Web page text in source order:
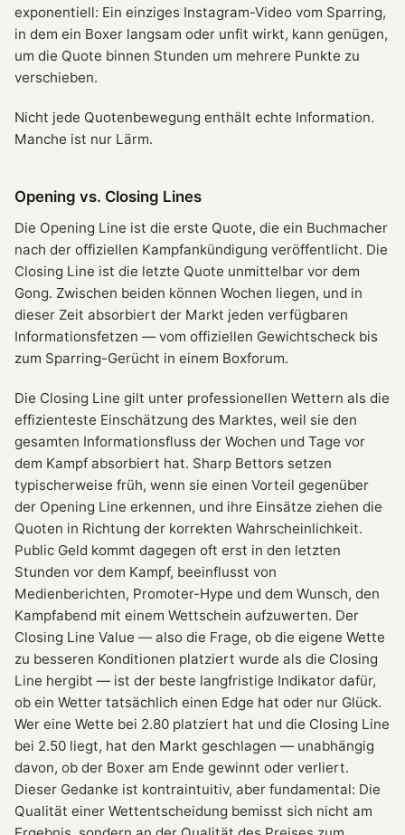
exponentiell: Ein einziges Instagram-Video vom Sparring,
in dem ein Boxer langsam oder unfit wirkt, kann genügen,
um die Quote binnen Stunden um mehrere Punkte zu
verschieben.
Nicht jede Quotenbewegung enthält echte Information.
Manche ist nur Lärm.
Opening vs. Closing Lines
Die Opening Line ist die erste Quote, die ein Buchmacher
nach der offiziellen Kampfankündigung veröffentlicht. Die
Closing Line ist die letzte Quote unmittelbar vor dem
Gong. Zwischen beiden können Wochen liegen, und in
dieser Zeit absorbiert der Markt jeden verfügbaren
Informationsfetzen — vom offiziellen Gewichtscheck bis
zum Sparring-Gerücht in einem Boxforum.
Die Closing Line gilt unter professionellen Wettern als die
effizienteste Einschätzung des Marktes, weil sie den
gesamten Informationsfluss der Wochen und Tage vor
dem Kampf absorbiert hat. Sharp Bettors setzen
typischerweise früh, wenn sie einen Vorteil gegenüber
der Opening Line erkennen, und ihre Einsätze ziehen die
Quoten in Richtung der korrekten Wahrscheinlichkeit.
Public Geld kommt dagegen oft erst in den letzten
Stunden vor dem Kampf, beeinflusst von
Medienberichten, Promoter-Hype und dem Wunsch, den
Kampfabend mit einem Wettschein aufzuwerten. Der
Closing Line Value — also die Frage, ob die eigene Wette
zu besseren Konditionen platziert wurde als die Closing
Line hergibt — ist der beste langfristige Indikator dafür,
ob ein Wetter tatsächlich einen Edge hat oder nur Glück.
Wer eine Wette bei 2.80 platziert hat und die Closing Line
bei 2.50 liegt, hat den Markt geschlagen — unabhängig
davon, ob der Boxer am Ende gewinnt oder verliert.
Dieser Gedanke ist kontraintuitiv, aber fundamental: Die
Qualität einer Wettentscheidung bemisst sich nicht am